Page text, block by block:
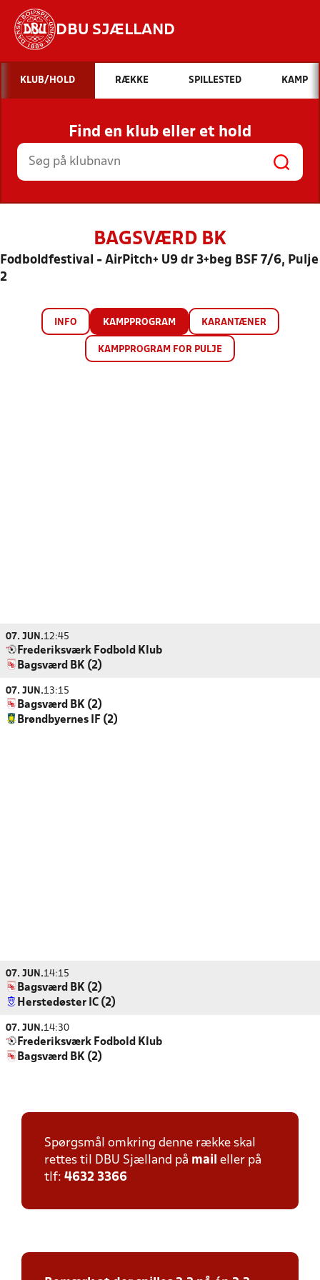
DBU SJÆLLAND
Hvad vil du søge efter?
INDHOLD OG NYHEDER
STILLINGER, RESULTATER, KLUBBER OG
HOLD
KLUB/HOLD RÆKKE SPILLESTED KAMP
Find en klub eller et hold
BAGSVÆRD BK
Fodboldfestival - AirPitch+ U9 dr 3+beg BSF 7/6, Pulje
2
INFO KAMPPROGRAM KARANTÆNER
KAMPPROGRAM FOR PULJE
07. JUN.12:45
Frederiksværk Fodbold Klub
Bagsværd BK (2)
07. JUN.13:15
Bagsværd BK (2)
Brøndbyernes IF (2)
07. JUN.14:15
Bagsværd BK (2)
Herstedøster IC (2)
07. JUN.14:30
Frederiksværk Fodbold Klub
Bagsværd BK (2)
Spørgsmål omkring denne række skal
rettes til DBU Sjælland på mail eller på
tlf: 4632 3366